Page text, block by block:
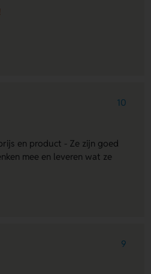
10
en product - Ze zijn goed
mee en leveren wat ze
9